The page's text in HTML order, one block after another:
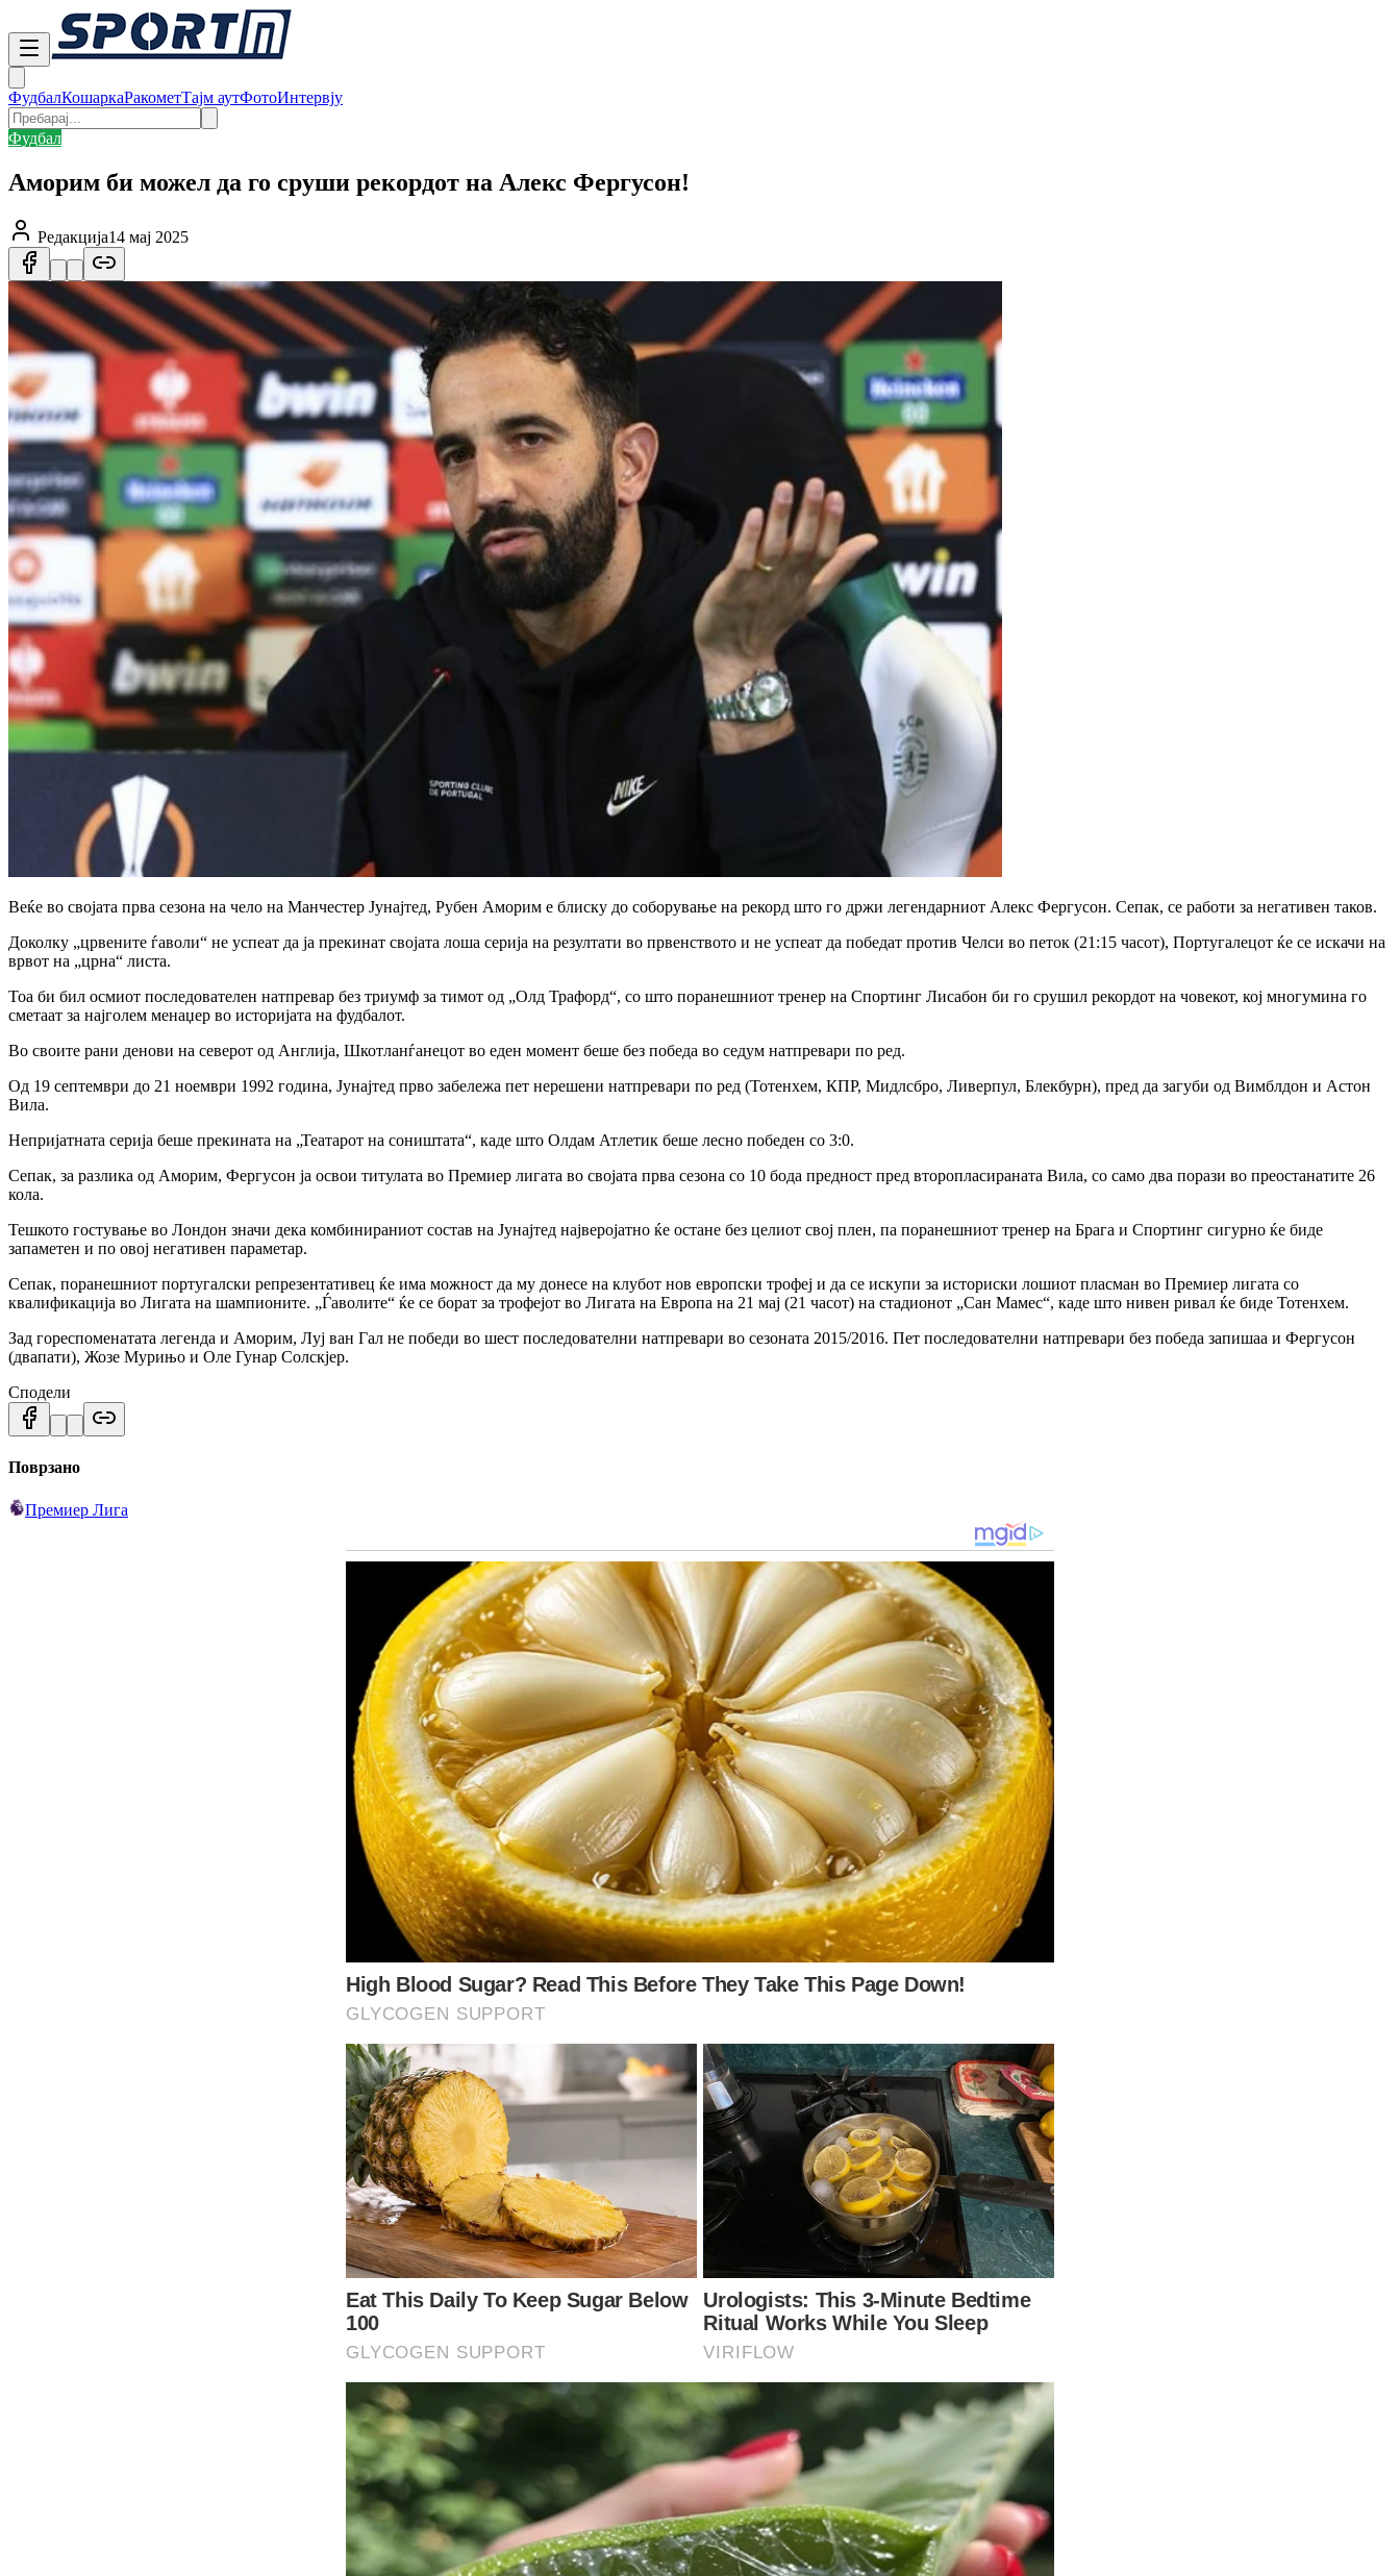
ФудбалКошаркаРакометТајм аутФотоИнтервју
Фудбал
Аморим би можел да го сруши рекордот на Алекс Фергусон!
Редакција14 мај 2025
Веќе во својата прва сезона на чело на Манчестер Јунајтед, Рубен Аморим е блиску до соборување на рекорд што го држи легендарниот Алекс Фергусон. Сепак, се работи за негативен таков.
Доколку „црвените ѓаволи“ не успеат да ја прекинат својата лоша серија на резултати во првенството и не успеат да победат против Челси во петок (21:15 часот), Португалецот ќе се искачи на
врвот на „црна“ листа.
Тоа би бил осмиот последователен натпревар без триумф за тимот од „Олд Трафорд“, со што поранешниот тренер на Спортинг Лисабон би го срушил рекордот на човекот, кој многумина го
сметаат за најголем менаџер во историјата на фудбалот.
Во своите рани денови на северот од Англија, Шкотланѓанецот во еден момент беше без победа во седум натпревари по ред.
Од 19 септември до 21 ноември 1992 година, Јунајтед прво забележа пет нерешени натпревари по ред (Тотенхем, КПР, Мидлсбро, Ливерпул, Блекбурн), пред да загуби од Вимблдон и Астон
Вила.
Непријатната серија беше прекината на „Театарот на соништата“, каде што Олдам Атлетик беше лесно победен со 3:0.
Сепак, за разлика од Аморим, Фергусон ја освои титулата во Премиер лигата во својата прва сезона со 10 бода предност пред второпласираната Вила, со само два порази во преостанатите 26
кола.
Тешкото гостување во Лондон значи дека комбинираниот состав на Јунајтед најверојатно ќе остане без целиот свој плен, па поранешниот тренер на Брага и Спортинг сигурно ќе биде
запаметен и по овој негативен параметар.
Сепак, поранешниот португалски репрезентативец ќе има можност да му донесе на клубот нов европски трофеј и да се искупи за историски лошиот пласман во Премиер лигата со
квалификација во Лигата на шампионите. „Ѓаволите“ ќе се борат за трофејот во Лигата на Европа на 21 мај (21 часот) на стадионот „Сан Мамес“, каде што нивен ривал ќе биде Тотенхем.
Зад гореспоменатата легенда и Аморим, Луј ван Гал не победи во шест последователни натпревари во сезоната 2015/2016. Пет последователни натпревари без победа запишаа и Фергусон
(двапати), Жозе Мурињо и Оле Гунар Солскјер.
Сподели
Поврзано
Премиер Лига